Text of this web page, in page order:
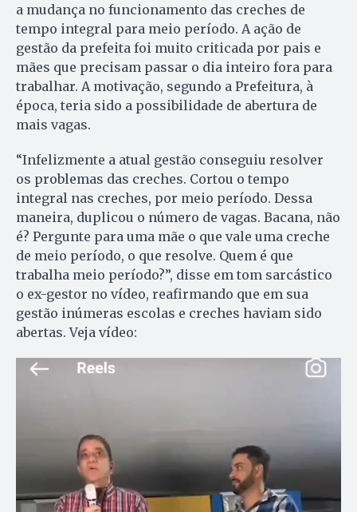
a mudança no funcionamento das creches de
tempo integral para meio período. A ação de
gestão da prefeita foi muito criticada por pais e
mães que precisam passar o dia inteiro fora para
trabalhar. A motivação, segundo a Prefeitura, à
época, teria sido a possibilidade de abertura de
mais vagas.
“Infelizmente a atual gestão conseguiu resolver
os problemas das creches. Cortou o tempo
integral nas creches, por meio período. Dessa
maneira, duplicou o número de vagas. Bacana, não
é? Pergunte para uma mãe o que vale uma creche
de meio período, o que resolve. Quem é que
trabalha meio período?”, disse em tom sarcástico
o ex-gestor no vídeo, reafirmando que em sua
gestão inúmeras escolas e creches haviam sido
abertas. Veja vídeo: